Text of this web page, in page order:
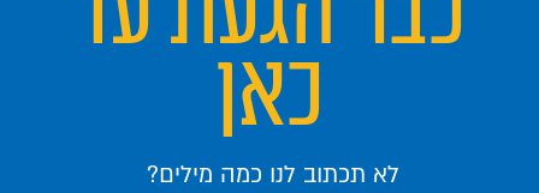
כאן
לא תכתוב לנו כמה מילים?